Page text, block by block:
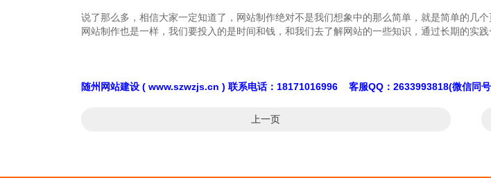
说了那么多，相信大家一定知道了，网站制作绝对不是我们想象中的那么简单，就是简单的几
网站制作也是一样，我们要投入的是时间和钱，和我们去了解网站的一些知识，通过长期的实
随州网站建设 ( www.szwzjs.cn ) 联系电话：18171016996 客服QQ：2633993818(微信同
上一页